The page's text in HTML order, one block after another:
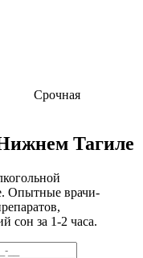
Срочная
Тагиле
Опытные врачи-
сон за 1-2 часа.